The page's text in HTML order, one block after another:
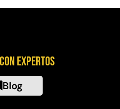
expertos
Blog